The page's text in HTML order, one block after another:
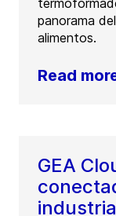
panorama
alimentos.
Read
GEA